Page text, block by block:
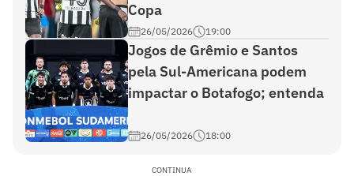
Copa
26/05/2026 19:00
Jogos de Grêmio e Santos
pela Sul-Americana podem
impactar o Botafogo; entenda
26/05/2026 18:00
CONTINUA